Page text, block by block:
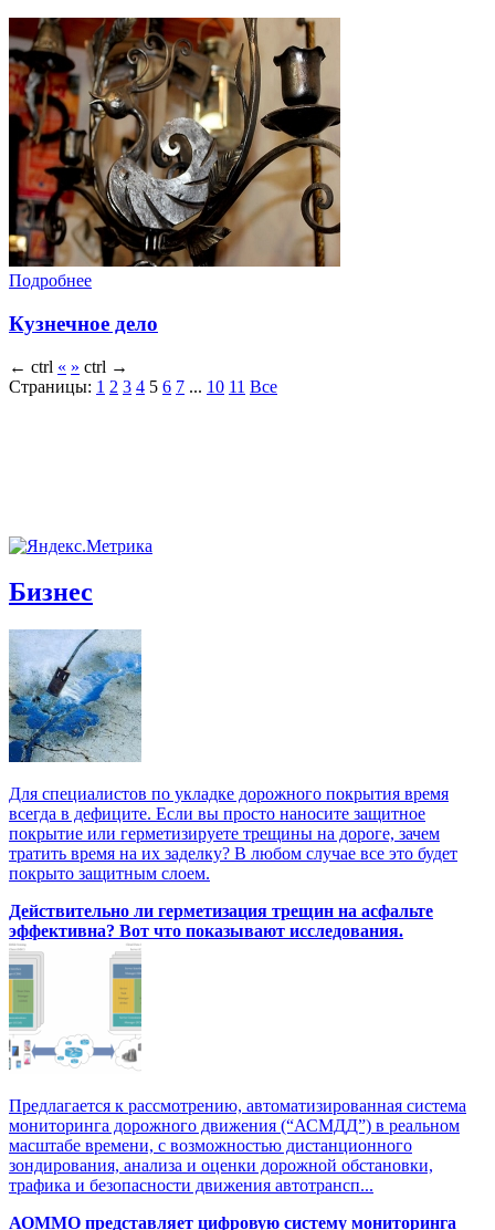
Подробнее
Кузнечное дело
← ctrl « » ctrl →
Страницы: 1 2 3 4 5 6 7 ... 10 11 Все
Бизнес
Для специалистов по укладке дорожного покрытия время
всегда в дефиците. Если вы просто наносите защитное
покрытие или герметизируете трещины на дороге, зачем
тратить время на их заделку? В любом случае все это будет
покрыто защитным слоем.
Действительно ли герметизация трещин на асфальте
эффективна? Вот что показывают исследования.
Предлагается к рассмотрению, автоматизированная система
мониторинга дорожного движения (“АСМДД”) в реальном
масштабе времени, с возможностью дистанционного
зондирования, анализа и оценки дорожной обстановки,
трафика и безопасности движения автотрансп...
АОММО представляет цифровую cистему мониторинга